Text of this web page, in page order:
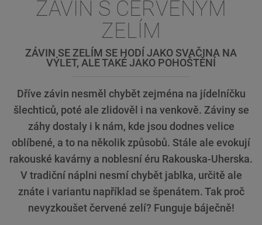
ZÁVIN S ČERVENÝM
ZELÍM
ZÁVIN SE ZELÍM SE HODÍ JAKO SVAČINA NA
VÝLET, ALE TAKÉ JAKO POHOŠTĚNÍ
Dříve závin nesměl chybět zejména na jídelníčku
šlechticů, poté ale zlidověl i na venkově. Záviny se
záhy dostaly i k nám, kde jsou dodnes velice
oblíbené, a to na několik způsobů. Stále ale evokují
rakouské kavárny a noblesní éru Rakouska-Uherska.
V tradiční náplni nesmí chybět jablka, určitě ale
znáte i variantu například se špenátem. Tak proč
nevyzkoušet červené zelí? Funguje báječně!